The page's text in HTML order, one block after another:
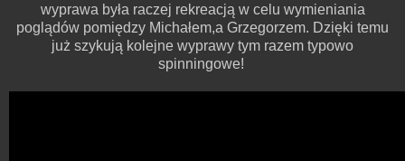
wyprawa była raczej rekreacją w celu wymieniania
poglądów pomiędzy Michałem,a Grzegorzem. Dzięki temu
już szykują kolejne wyprawy tym razem typowo
spinningowe!